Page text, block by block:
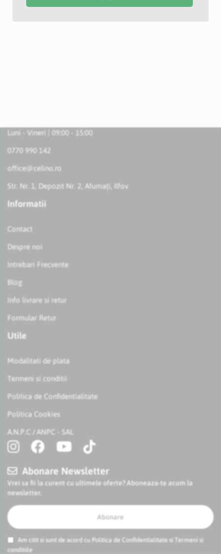
Luni - Vineri | 09:00 - 15:00
0770 990 142
office@celino.ro
Str. Nr. 1, Depozit Nr. 2, Afumați, Ilfov
Informatii
Contact
Despre noi
Intrebari Frecvente
Blog
Info livrare si retur
Formular Retur
Utile
Modalitati de plata
Termeni si conditii
Politica de Confidentialitate
Politica Cookies
A.N.P.C / ANPC - SAL
Abonare Newsletter
Vrei sa fii la curent cu ultimele oferte? Aboneaza-te acum la
newsletter.
Abonare
Am citit si sunt de acord cu Politica de Confidentialitate si
Termeni si
conditiile